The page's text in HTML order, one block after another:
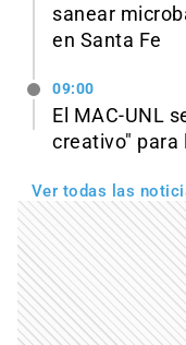
sanear
en Santa Fe
09:00
El MAC-UNL
creativo" para
Ver todas las